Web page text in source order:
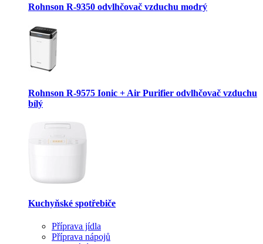
Rohnson R-9350 odvlhčovač vzduchu modrý
Rohnson R-9575 Ionic + Air Purifier odvlhčovač vzduchu
bílý
Kuchyňské spotřebiče
Příprava jídla
Příprava nápojů